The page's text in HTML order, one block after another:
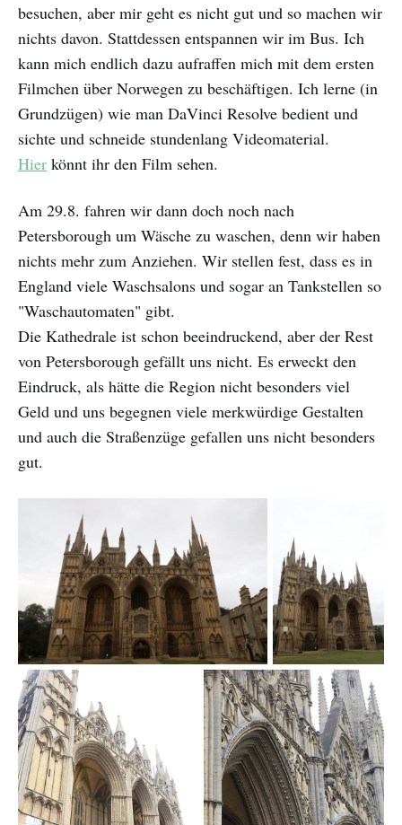
besuchen, aber mir geht es nicht gut und so machen wir
nichts davon. Stattdessen entspannen wir im Bus. Ich
kann mich endlich dazu aufraffen mich mit dem ersten
Filmchen über Norwegen zu beschäftigen. Ich lerne (in
Grundzügen) wie man DaVinci Resolve bedient und
sichte und schneide stundenlang Videomaterial.
Hier könnt ihr den Film sehen.
Am 29.8. fahren wir dann doch noch nach
Petersborough um Wäsche zu waschen, denn wir haben
nichts mehr zum Anziehen. Wir stellen fest, dass es in
England viele Waschsalons und sogar an Tankstellen so
"Waschautomaten" gibt.
Die Kathedrale ist schon beeindruckend, aber der Rest
von Petersborough gefällt uns nicht. Es erweckt den
Eindruck, als hätte die Region nicht besonders viel
Geld und uns begegnen viele merkwürdige Gestalten
und auch die Straßenzüge gefallen uns nicht besonders
gut.